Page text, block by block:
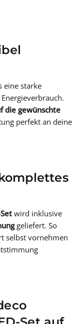
eine starke
die gewünschte
perfekt an deine
wird inklusive
geliefert. So
selbst vornehmen